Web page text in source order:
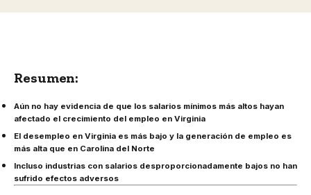
Resumen:
Aún no hay evidencia de que los salarios mínimos más altos hayan
afectado el crecimiento del empleo en Virginia
El desempleo en Virginia es más bajo y la generación de empleo es
más alta que en Carolina del Norte
Incluso industrias con salarios desproporcionadamente bajos no han
sufrido efectos adversos